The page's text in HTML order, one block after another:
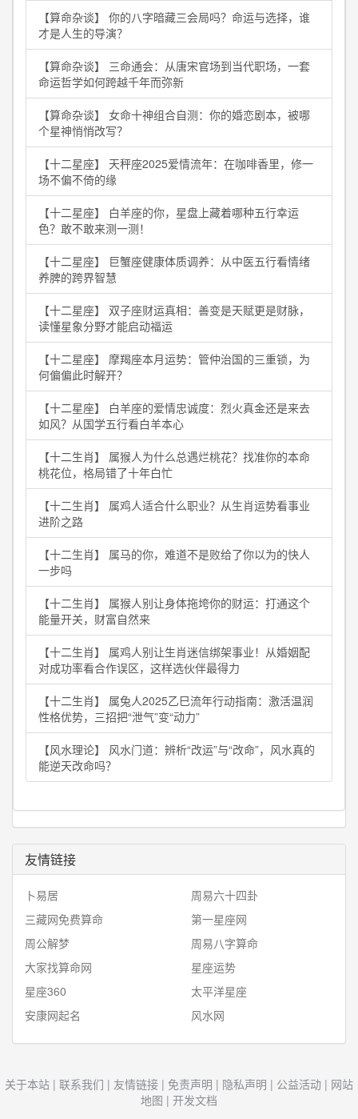
【算命杂谈】 你的八字暗藏三会局吗？命运与选择，谁
才是人生的导演？
【算命杂谈】 三命通会：从唐宋官场到当代职场，一套
命运哲学如何跨越千年而弥新
【算命杂谈】 女命十神组合自测：你的婚恋剧本，被哪
个星神悄悄改写？
【十二星座】 天秤座2025爱情流年：在咖啡香里，修一
场不偏不倚的缘
【十二星座】 白羊座的你，星盘上藏着哪种五行幸运
色？敢不敢来测一测！
【十二星座】 巨蟹座健康体质调养：从中医五行看情绪
养脾的跨界智慧
【十二星座】 双子座财运真相：善变是天赋更是财脉，
读懂星象分野才能启动福运
【十二星座】 摩羯座本月运势：管仲治国的三重锁，为
何偏偏此时解开？
【十二星座】 白羊座的爱情忠诚度：烈火真金还是来去
如风？从国学五行看白羊本心
【十二生肖】 属猴人为什么总遇烂桃花？找准你的本命
桃花位，格局错了十年白忙
【十二生肖】 属鸡人适合什么职业？从生肖运势看事业
进阶之路
【十二生肖】 属马的你，难道不是败给了你以为的快人
一步吗
【十二生肖】 属猴人别让身体拖垮你的财运：打通这个
能量开关，财富自然来
【十二生肖】 属鸡人别让生肖迷信绑架事业！从婚姻配
对成功率看合作误区，这样选伙伴最得力
【十二生肖】 属兔人2025乙巳流年行动指南：激活温润
性格优势，三招把“泄气”变“动力”
【风水理论】 风水门道：辨析“改运”与“改命”，风水真的
能逆天改命吗？
友情链接
卜易居
周易六十四卦
三藏网免费算命
第一星座网
周公解梦
周易八字算命
大家找算命网
星座运势
星座360
太平洋星座
安康网起名
风水网
关于本站 | 联系我们 | 友情链接 | 免责声明 | 隐私声明 | 公益活动 | 网站
地图 | 开发文档